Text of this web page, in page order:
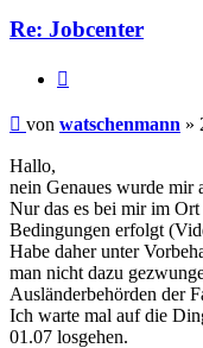
Re: Jobcenter
Beitrag
von watschenmann »
Hallo,
nein Genaues wurde mir
Nur das es bei mir im
Bedingungen erfolgt
Habe daher unter
man nicht dazu
Ausländerbehörden der
Ich warte mal auf die
01.07 losgehen.